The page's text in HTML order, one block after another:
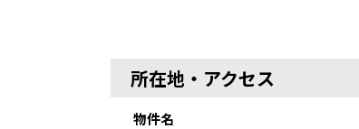
所在地・アクセス
物件名